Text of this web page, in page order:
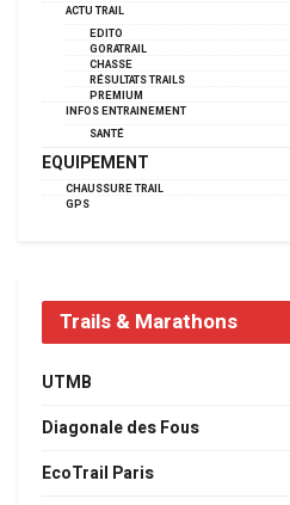
ACTU TRAIL
EDITO
GORATRAIL
CHASSE
RÉSULTATS TRAILS
PREMIUM
INFOS ENTRAINEMENT
SANTÉ
EQUIPEMENT
CHAUSSURE TRAIL
GPS
Trails & Marathons
UTMB
Diagonale des Fous
EcoTrail Paris